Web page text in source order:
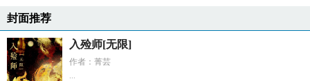
封面推荐
入殓师[无限]
作者：菁芸
...